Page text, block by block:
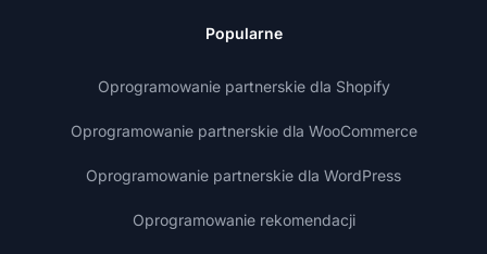
Popularne
Oprogramowanie partnerskie dla Shopify
Oprogramowanie partnerskie dla WooCommerce
Oprogramowanie partnerskie dla WordPress
Oprogramowanie rekomendacji